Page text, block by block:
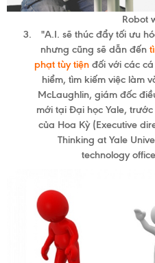
Robot
"A.I. sẽ thúc đẩy tối ưu
nhưng cũng sẽ dẫn đến
phạt tùy tiện đối với các
hiểm, tìm kiếm việc làm
McLaughlin, giám đốc
mới tại Đại học Yale,
của Hoa Kỳ (Executive
Thinking at Yale
technology